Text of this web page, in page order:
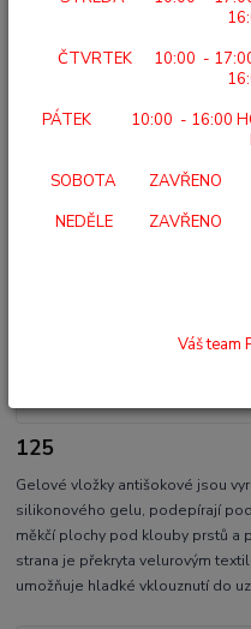
125
Gelové vložky antišokové jsou
silikonového gelu, podepírají
měkčí plochy pod klouby prstů a
strana je překryta velurovým
umožňuje hladké vklouznutí do
ČTVRTEK 10:00 -
PÁTEK 10:00 - 16:00
SOBOTA
NEDĚLE
Váš team